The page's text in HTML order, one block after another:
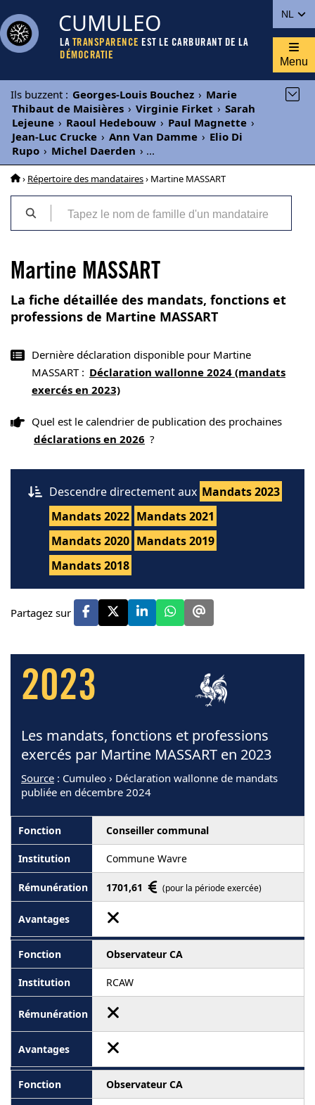
NL
CUMULEO
LA TRANSPARENCE EST LE CARBURANT DE LA
DÉMOCRATIE
Menu
Ils buzzent : Georges-Louis Bouchez › Marie
Thibaut de Maisières › Virginie Firket › Sarah
Lejeune › Raoul Hedebouw › Paul Magnette ›
Jean-Luc Crucke › Ann Van Damme › Elio Di
Rupo › Michel Daerden › ...
› Répertoire des mandataires› Martine MASSART
Martine MASSART
La fiche détaillée des mandats, fonctions et
professions de Martine MASSART
Dernière déclaration disponible pour Martine
MASSART : Déclaration wallonne 2024 (mandats
exercés en 2023)
Quel est le calendrier de publication des prochaines
déclarations en 2026 ?
Descendre directement aux Mandats 2023
Mandats 2022 Mandats 2021
Mandats 2020 Mandats 2019
Mandats 2018
Partagez sur
2023
Les mandats, fonctions et professions
exercés par Martine MASSART en 2023
Source : Cumuleo › Déclaration wallonne de mandats
publiée en décembre 2024
Conseiller communal
Commune Wavre
1701,61 (pour la période exercée)
Observateur CA
RCAW
Observateur CA